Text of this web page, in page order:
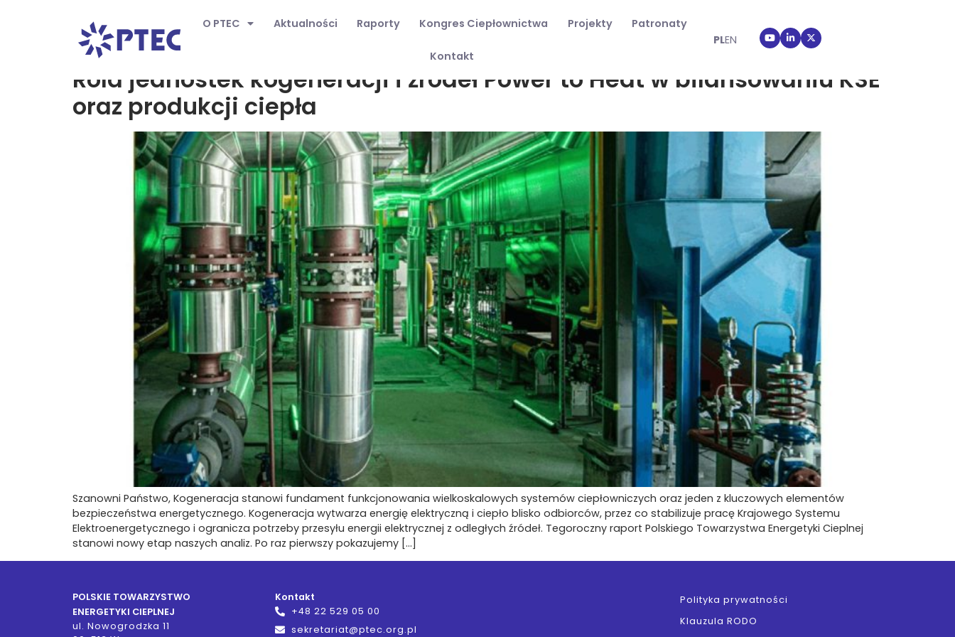
O PTEC Aktualności Raporty Kongres Ciepłownictwa Projekty Patronaty
Kontakt
PLEN
Wersja: transformacja
Rola jednostek kogeneracji i źródeł Power to Heat w bilansowaniu KSE
oraz produkcji ciepła
Szanowni Państwo, Kogeneracja stanowi fundament funkcjonowania wielkoskalowych systemów ciepłowniczych oraz jeden z kluczowych elementów
bezpieczeństwa energetycznego. Kogeneracja wytwarza energię elektryczną i ciepło blisko odbiorców, przez co stabilizuje pracę Krajowego Systemu
Elektroenergetycznego i ogranicza potrzeby przesyłu energii elektrycznej z odległych źródeł. Tegoroczny raport Polskiego Towarzystwa Energetyki Cieplnej
stanowi nowy etap naszych analiz. Po raz pierwszy pokazujemy […]
POLSKIE TOWARZYSTWO
ENERGETYKI CIEPLNEJ
ul. Nowogrodzka 11
Kontakt
+48 22 529 05 00
sekretariat@ptec.org.pl
Polityka prywatności
Klauzula RODO